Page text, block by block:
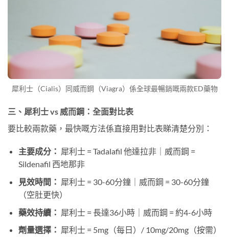
犀利士（Cialis）同威而鋼（Viagra）係全球最暢銷嘅兩款ED藥物
三、犀利士 vs 威而鋼：全面對比表
要比較兩款藥，最快嘅方法係直接用對比表睇清楚分別：
主要成分： 犀利士 = Tadalafil 他達拉非｜威而鋼 =
Sildenafil 西地那非
見效時間： 犀利士 = 30-60分鐘｜威而鋼 = 30-60分鐘
（空肚更快）
藥效持續： 犀利士 = 長達36小時｜威而鋼 = 約4-6小時
劑量選擇： 犀利士 = 5mg（每日）/ 10mg/20mg（按需）